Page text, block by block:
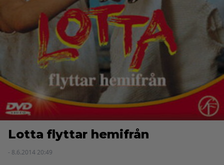
Lotta flyttar hemifrån
- 8.6.2014 20:49